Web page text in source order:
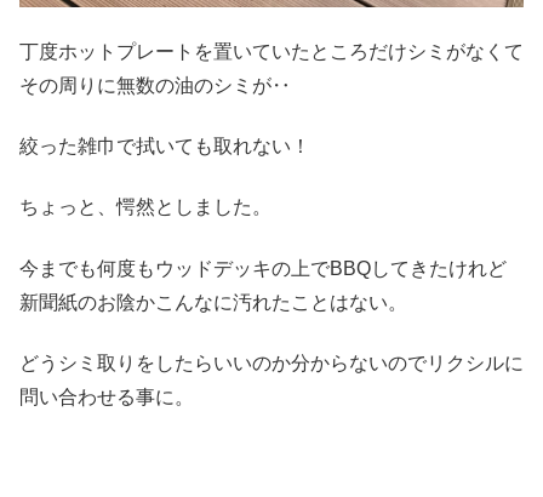
丁度ホットプレートを置いていたところだけシミがなくて
その周りに無数の油のシミが‥
絞った雑巾で拭いても取れない！
ちょっと、愕然としました。
今までも何度もウッドデッキの上でBBQしてきたけれど
新聞紙のお陰かこんなに汚れたことはない。
どうシミ取りをしたらいいのか分からないのでリクシルに
問い合わせる事に。